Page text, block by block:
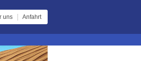
Anfahrt
uns